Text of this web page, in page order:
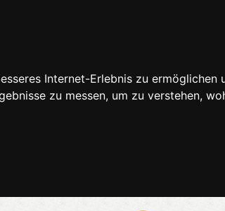
Internet-Erlebnis zu ermöglichen
zu messen, um zu verstehen,